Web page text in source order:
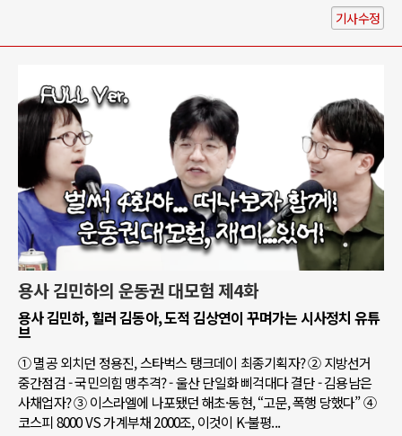
기사수정
용사 김민하의 운동권 대모험 제4화
용사 김민하, 힐러 김동아, 도적 김상연이 꾸며가는 시사정치 유튜
브
① 멸공 외치던 정용진, 스타벅스 탱크데이 최종기획자? ② 지방선거
중간점검 - 국민의힘 맹추격? - 울산 단일화 삐걱대다 결단 - 김용남은
사채업자? ③ 이스라엘에 나포됐던 해초·동현, “고문, 폭행 당했다” ④
코스피 8000 VS 가계부채 2000조, 이것이 K-불평...